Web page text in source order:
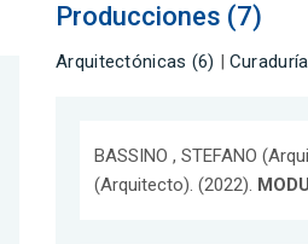
Producciones (7)
Arquitectónicas (6)
BASSINO , STEFANO
(Arquitecto). (2022).